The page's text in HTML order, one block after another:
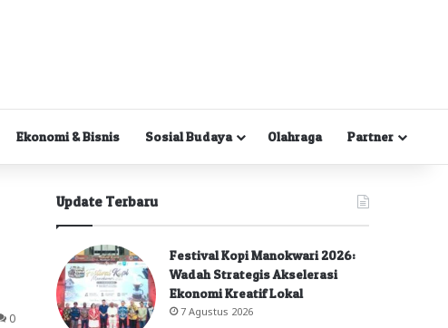
Ekonomi & Bisnis Sosial Budaya Olahraga Partner
0
Update Terbaru
Festival Kopi Manokwari 2026:
Wadah Strategis Akselerasi
Ekonomi Kreatif Lokal
7 Agustus 2026